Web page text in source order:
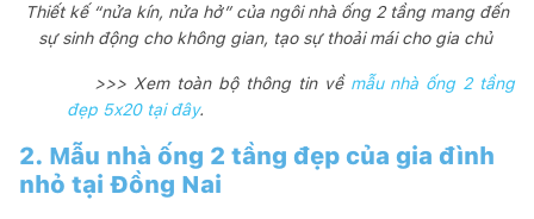
Thiết kế “nửa kín, nửa hở” của ngôi nhà ống 2 tầng mang đến
sự sinh động cho không gian, tạo sự thoải mái cho gia chủ
>>> Xem toàn bộ thông tin về mẫu nhà ống 2 tầng
đẹp 5x20 tại đây.
2. Mẫu nhà ống 2 tầng đẹp của gia đình
nhỏ tại Đồng Nai